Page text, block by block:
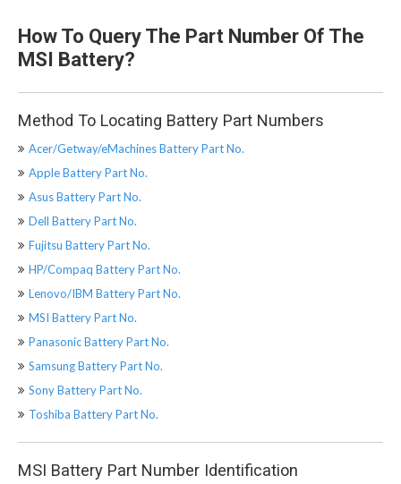
How To Query The Part Number Of The
MSI Battery?
Method To Locating Battery Part Numbers
Acer/Getway/eMachines Battery Part No.
Apple Battery Part No.
Asus Battery Part No.
Dell Battery Part No.
Fujitsu Battery Part No.
HP/Compaq Battery Part No.
Lenovo/IBM Battery Part No.
MSI Battery Part No.
Panasonic Battery Part No.
Samsung Battery Part No.
Sony Battery Part No.
Toshiba Battery Part No.
MSI Battery Part Number Identification